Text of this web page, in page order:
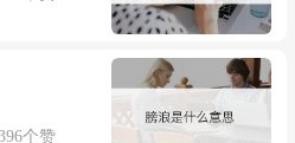
个赞